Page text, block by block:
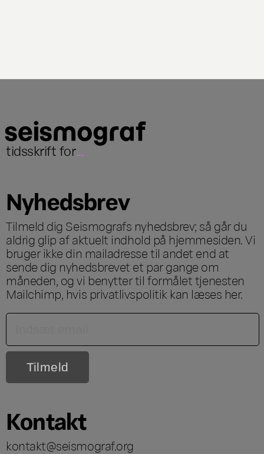
tidsskrift for...
Nyhedsbrev
Tilmeld dig Seismografs nyhedsbrev; så går du
aldrig glip af aktuelt indhold på hjemmesiden. Vi
bruger ikke din mailadresse til andet end at
sende dig nyhedsbrevet et par gange om
måneden, og vi benytter til formålet tjenesten
Mailchimp, hvis privatlivspolitik kan læses her.
Kontakt
kontakt@seismograf.org